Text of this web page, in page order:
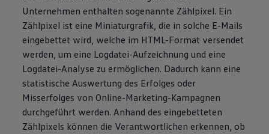
Unternehmen enthalten sogenannte Zählpixel. Ein
Zählpixel ist eine Miniaturgrafik, die in solche E-Mails
eingebettet wird, welche im HTML-Format versendet
werden, um eine Logdatei-Aufzeichnung und eine
Logdatei-Analyse zu ermöglichen. Dadurch kann eine
statistische Auswertung des Erfolges oder
Misserfolges von Online-Marketing-Kampagnen
durchgeführt werden. Anhand des eingebetteten
Zählpixels können die Verantwortlichen erkennen, ob